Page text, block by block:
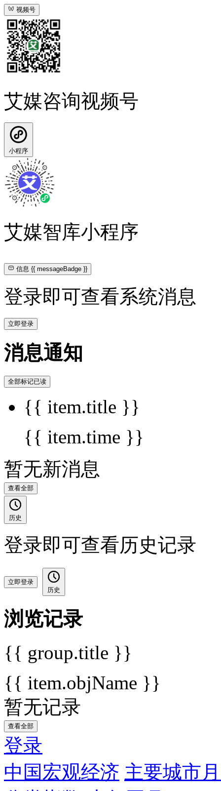
视频号
艾媒咨询视频号
小程序
艾媒智库小程序
信息{{ messageBadge }}
登录即可查看系统消息
立即登录
消息通知
全部标记已读
{{ item.title }}
{{ item.time }}
暂无新消息
查看全部
历史
登录即可查看历史记录
立即登录
历史
浏览记录
{{ group.title }}
{{ item.objName }}
暂无记录
查看全部
登录
中国宏观经济 主要城市